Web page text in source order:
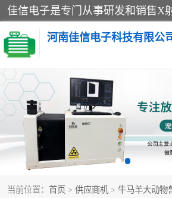
河南佳信电子科技有限公
当前位置： 首页 > 供应商机 > 牛马羊大动物
宠物X光机DR 电力
电力探伤仪耐张线夹探伤
仪
微焦
工业CT
C型臂 口腔